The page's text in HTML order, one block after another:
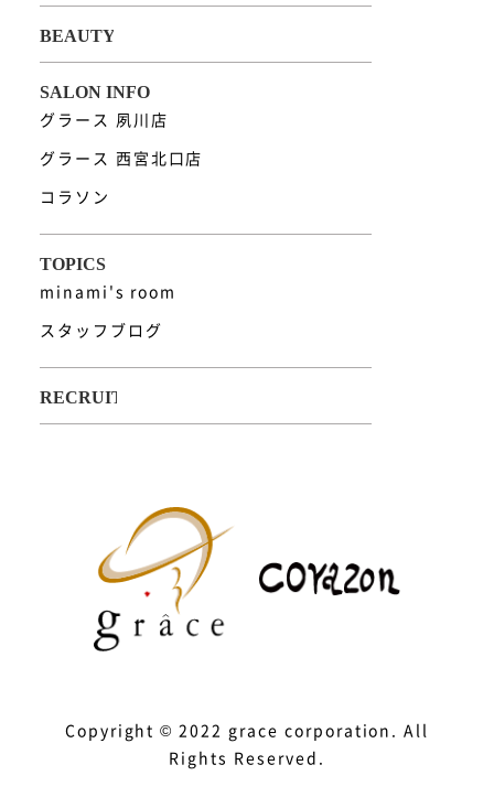
グラース 夙川店
グラース 西宮北口店
コラソン
minami's room
スタッフブログ
Copyright © 2022 grace corporation. All
Rights Reserved.